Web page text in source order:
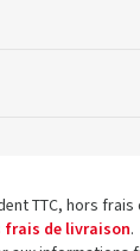
TTC, hors
frais de livraison.